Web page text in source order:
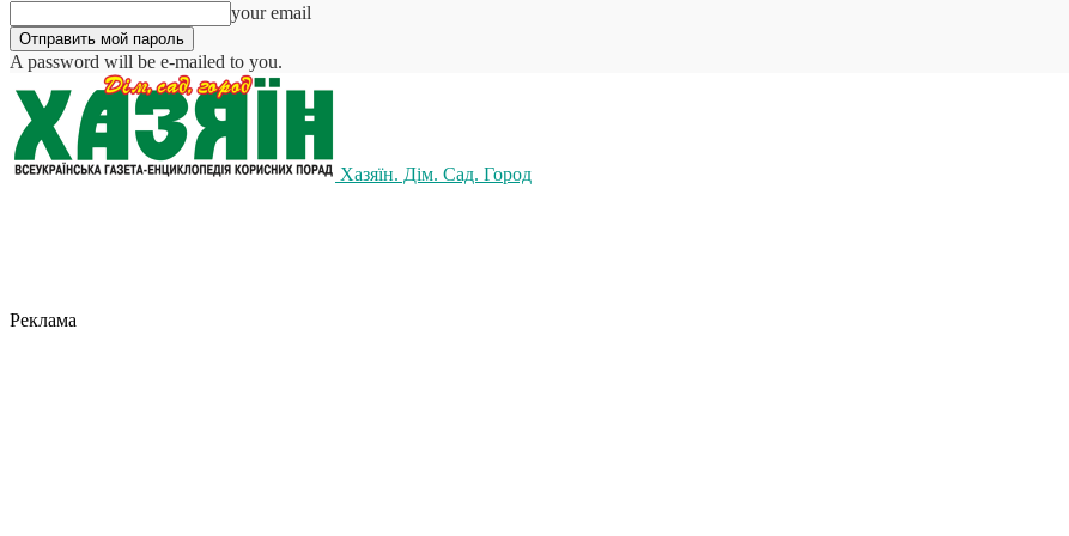
your email
A password will be e-mailed to you.
Хазяїн. Дім. Сад. Город
Реклама